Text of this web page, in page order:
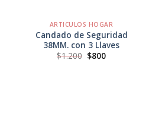
ARTICULOS HOGAR
Candado de Seguridad
38MM. con 3 Llaves
$1.200 El
precio
$800El